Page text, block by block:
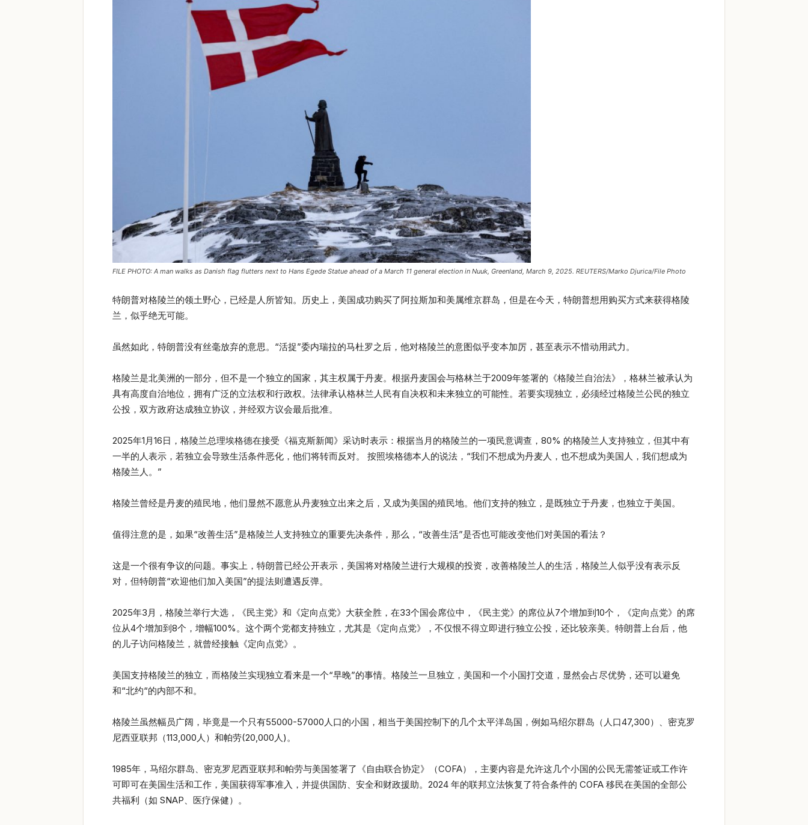
FILE PHOTO: A man walks as Danish flag flutters next to Hans Egede Statue ahead of a March 11 general election in Nuuk, Greenland, March 9, 2025. REUTERS/Marko Djurica/File Photo
特朗普对格陵兰的领土野心，已经是人所皆知。历史上，美国成功购买了阿拉斯加和美属维京群岛，但是在今天，特朗普想用购买方式来获得格陵
兰，似乎绝无可能。
虽然如此，特朗普没有丝毫放弃的意思。“活捉”委内瑞拉的马杜罗之后，他对格陵兰的意图似乎变本加厉，甚至表示不惜动用武力。
格陵兰是北美洲的一部分，但不是一个独立的国家，其主权属于丹麦。根据丹麦国会与格林兰于2009年签署的《格陵兰自治法》，格林兰被承认为
具有高度自治地位，拥有广泛的立法权和行政权。法律承认格林兰人民有自决权和未来独立的可能性。若要实现独立，必须经过格陵兰公民的独立
公投，双方政府达成独立协议，并经双方议会最后批准。
2025年1月16日，格陵兰总理埃格德在接受《福克斯新闻》采访时表示：根据当月的格陵兰的一项民意调查，80% 的格陵兰人支持独立，但其中有
一半的人表示，若独立会导致生活条件恶化，他们将转而反对。 按照埃格德本人的说法，“我们不想成为丹麦人，也不想成为美国人，我们想成为
格陵兰人。”
格陵兰曾经是丹麦的殖民地，他们显然不愿意从丹麦独立出来之后，又成为美国的殖民地。他们支持的独立，是既独立于丹麦，也独立于美国。
值得注意的是，如果“改善生活”是格陵兰人支持独立的重要先决条件，那么，“改善生活”是否也可能改变他们对美国的看法？
这是一个很有争议的问题。事实上，特朗普已经公开表示，美国将对格陵兰进行大规模的投资，改善格陵兰人的生活，格陵兰人似乎没有表示反
对，但特朗普“欢迎他们加入美国”的提法则遭遇反弹。
2025年3月，格陵兰举行大选，《民主党》和《定向点党》大获全胜，在33个国会席位中，《民主党》的席位从7个增加到10个，《定向点党》的席
位从4个增加到8个，增幅100%。这个两个党都支持独立，尤其是《定向点党》，不仅恨不得立即进行独立公投，还比较亲美。特朗普上台后，他
的儿子访问格陵兰，就曾经接触《定向点党》。
美国支持格陵兰的独立，而格陵兰实现独立看来是一个“早晚”的事情。格陵兰一旦独立，美国和一个小国打交道，显然会占尽优势，还可以避免
和“北约“的内部不和。
格陵兰虽然幅员广阔，毕竟是一个只有55000-57000人口的小国，相当于美国控制下的几个太平洋岛国，例如马绍尔群岛（人口47,300）、密克罗
尼西亚联邦（113,000人）和帕劳(20,000人)。
1985年，马绍尔群岛、密克罗尼西亚联邦和帕劳与美国签署了《自由联合协定》（COFA），主要内容是允许这几个小国的公民无需签证或工作许
可即可在美国生活和工作，美国获得军事准入，并提供国防、安全和财政援助。2024 年的联邦立法恢复了符合条件的 COFA 移民在美国的全部公
共福利（如 SNAP、医疗保健）。